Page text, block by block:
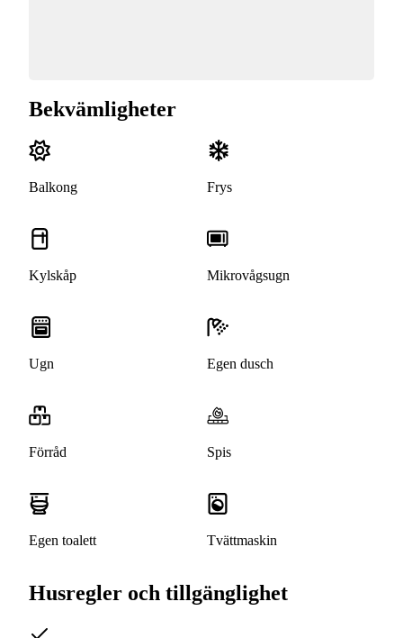
Bekvämligheter
Balkong Frys
Kylskåp Mikrovågsugn
Ugn Egen dusch
Förråd Spis
Egen toalett Tvättmaskin
Husregler och tillgänglighet